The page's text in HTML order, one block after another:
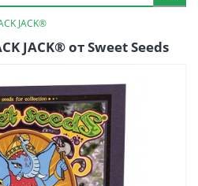
JACK®
JACK® от Sweet Seeds